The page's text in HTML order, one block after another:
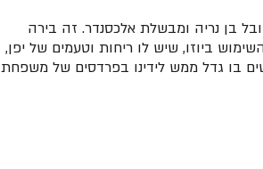
בן נריה ומבשלת אלכסנדר. זה בירה
ביוזו, שיש לו ריחות וטעמים של יפן,
בו גדל ממש לידינו בפרדסים של משפחת